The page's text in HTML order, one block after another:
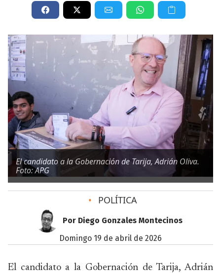
El candidato a la Gobernación de Tarija, Adrián Oliva.
Foto: APG
• POLÍTICA
Por Diego Gonzales Montecinos
domingo 19 de abril de 2026
El candidato a la Gobernación de Tarija, Adrián